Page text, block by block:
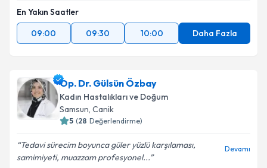
En Yakın Saatler
09:00
09:30 10:00 Daha Fazla
Op. Dr. Gülsün Özbay
Kadın Hastalıkları ve Doğum
Samsun, Canik
5 (28 Değerlendirme)
Tedavi sürecim boyunca güler yüzlü karşılaması,
samimiyeti, muazzam profesyonel...
Devamı